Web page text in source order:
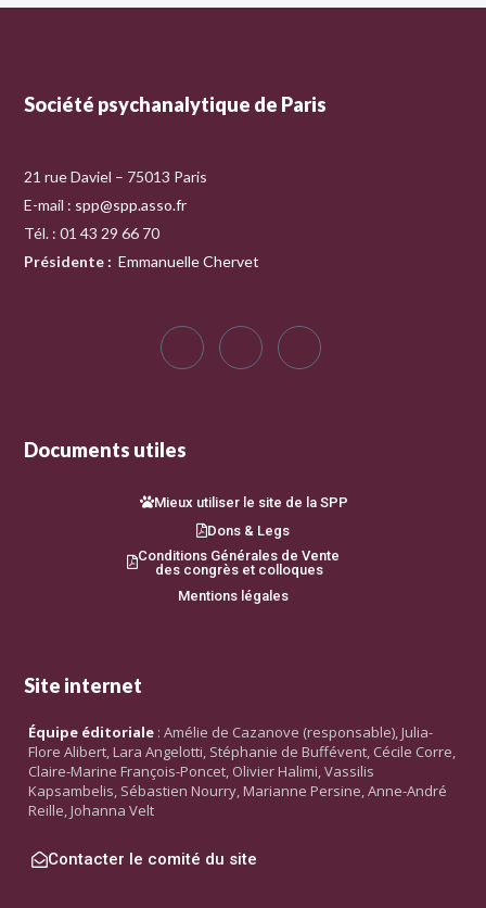
Société psychanalytique de Paris
21 rue Daviel – 75013 Paris
E-mail : spp@spp.asso.fr
Tél. : 01 43 29 66 70
Présidente : Emmanuelle Chervet
Documents utiles
Mieux utiliser le site de la SPP
Dons & Legs
Conditions Générales de Vente
des congrès et colloques
Mentions légales
Site internet
Équipe éditoriale : Amélie de Cazanove (responsable), Julia-
Flore Alibert, Lara Angelotti, Stéphanie de Buffévent, Cécile Corre,
Claire-Marine François-Poncet, Olivier Halimi, Vassilis
Kapsambelis, Sébastien Nourry, Marianne Persine, Anne-André
Reille, Johanna Velt
Contacter le comité du site